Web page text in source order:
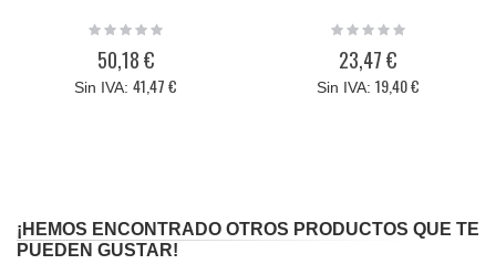
Rating:
50,18 €
41,47 €
Rating:
23,47 €
19,40 €
¡HEMOS ENCONTRADO OTROS PRODUCTOS QUE TE
PUEDEN GUSTAR!